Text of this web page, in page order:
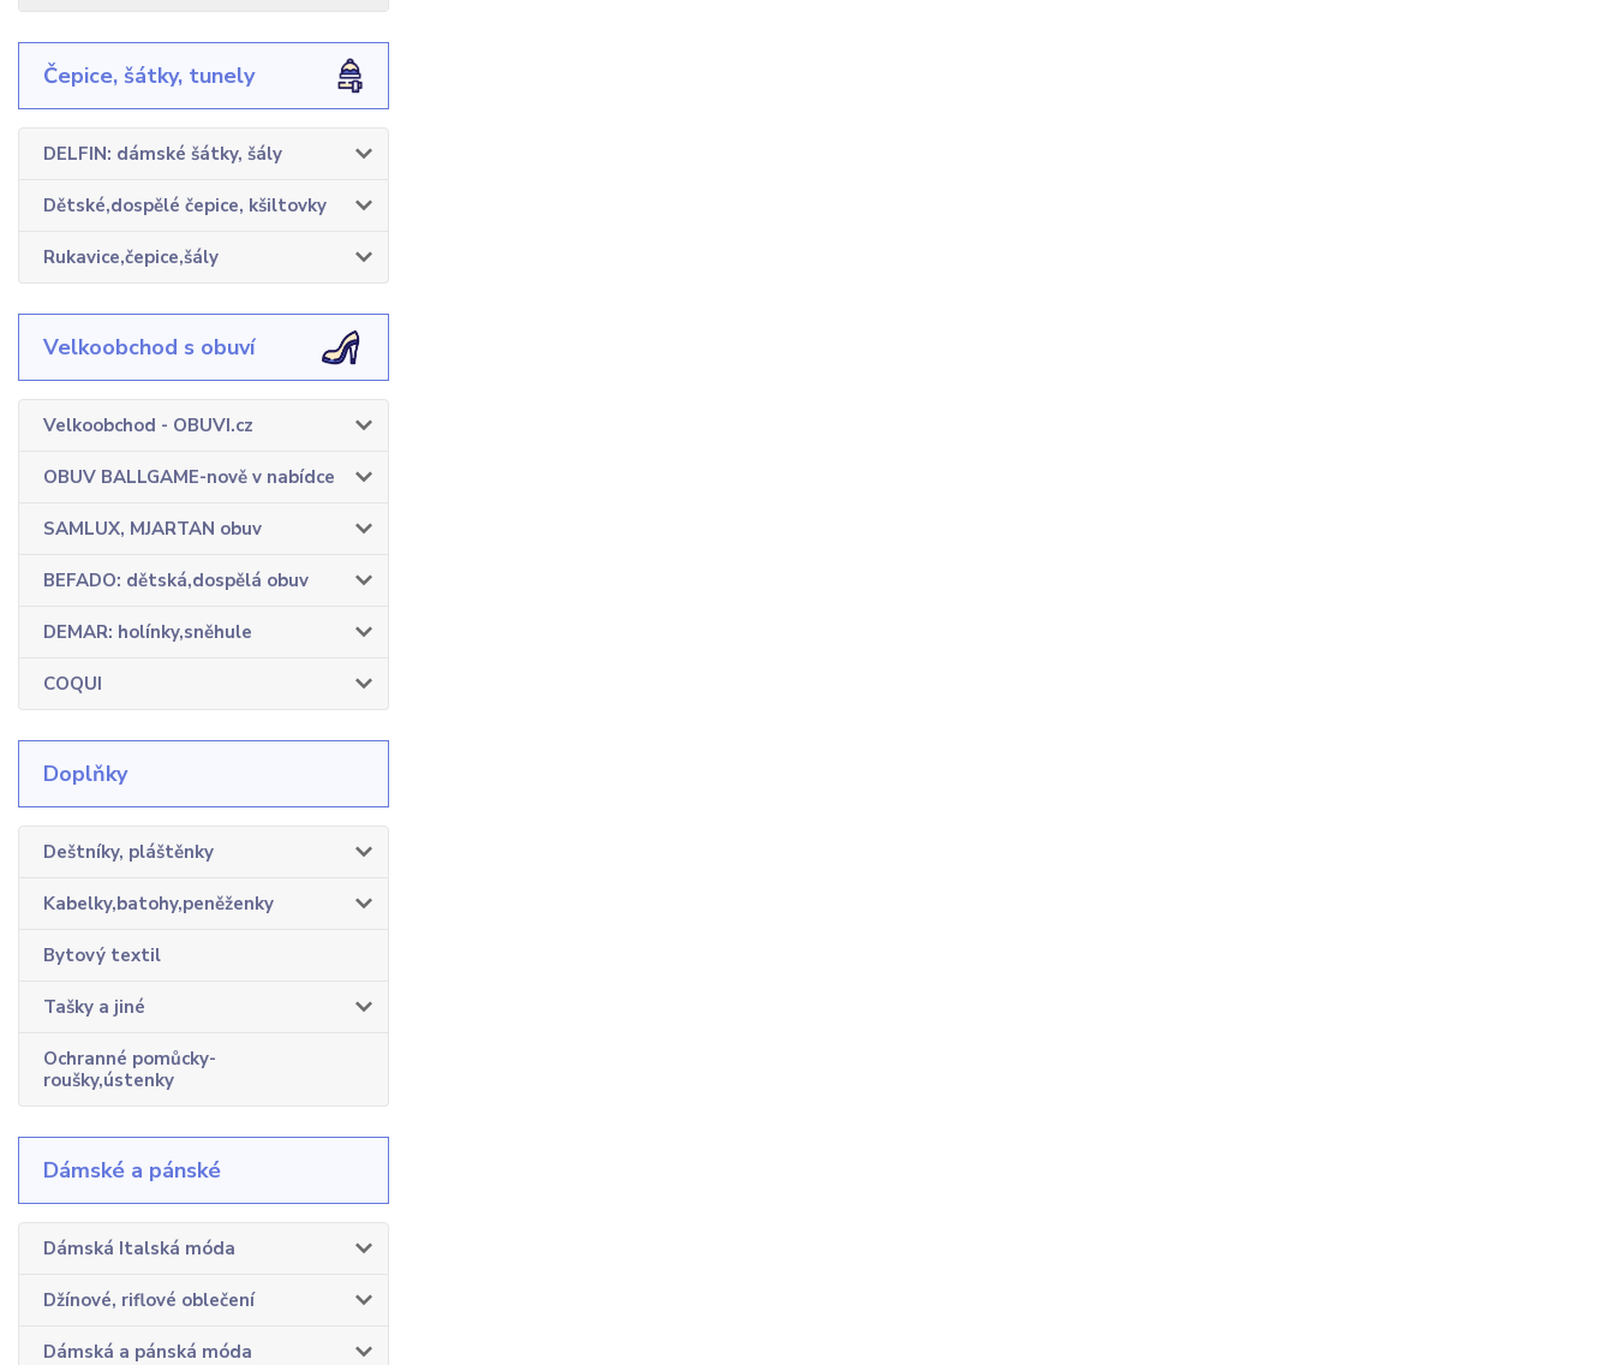
Čepice, šátky, tunely
DELFIN: dámské šátky, šály
Dětské,dospělé čepice, kšiltovky
Rukavice,čepice,šály
Velkoobchod s obuví
Velkoobchod - OBUVI.cz
OBUV BALLGAME-nově v nabídce
SAMLUX, MJARTAN obuv
BEFADO: dětská,dospělá obuv
DEMAR: holínky,sněhule
COQUI
Doplňky
Deštníky, pláštěnky
Kabelky,batohy,peněženky
Bytový textil
Tašky a jiné
Ochranné pomůcky-
roušky,ústenky
Dámské a pánské
Dámská Italská móda
Džínové, riflové oblečení
Dámská a pánská móda